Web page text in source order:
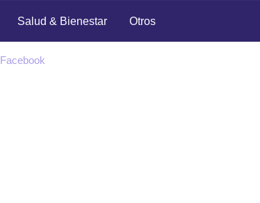
Salud & Bienestar Otros
Facebook